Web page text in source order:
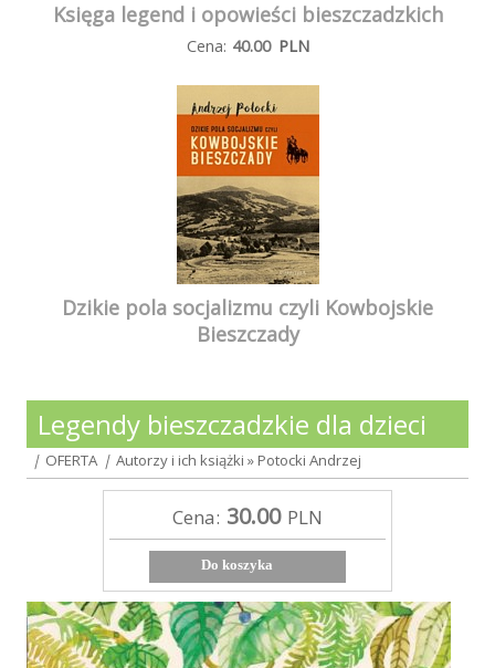
Księga legend i opowieści bieszczadzkich
Cena: 40.00 PLN
Dzikie pola socjalizmu czyli Kowbojskie
Bieszczady
Legendy bieszczadzkie dla dzieci
| OFERTA | Autorzy i ich książki » Potocki Andrzej
Cena: 30.00 PLN